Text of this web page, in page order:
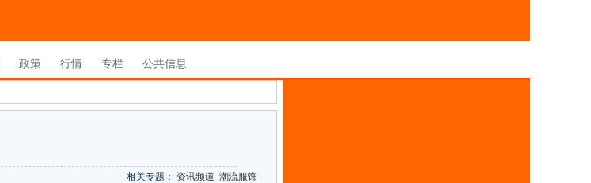
政策 行情 专栏 公共信息
相关专题： 资讯频道 潮流服饰